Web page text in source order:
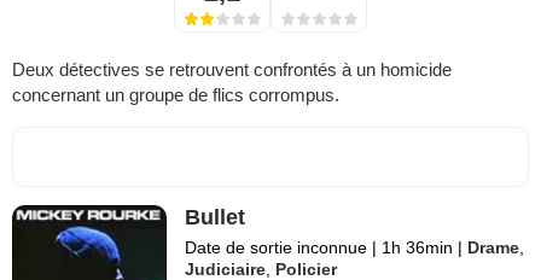
Deux détectives se retrouvent confrontés à un homicide
concernant un groupe de flics corrompus.
Bullet
Date de sortie inconnue | 1h 36min | Drame
Judiciaire Policier